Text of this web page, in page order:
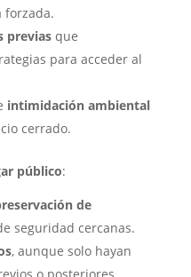
forzada.
previasque
para acceder al
intimidación ambiental
cerrado.
público:
de
seguridad cercanas.
, aunque solo hayan